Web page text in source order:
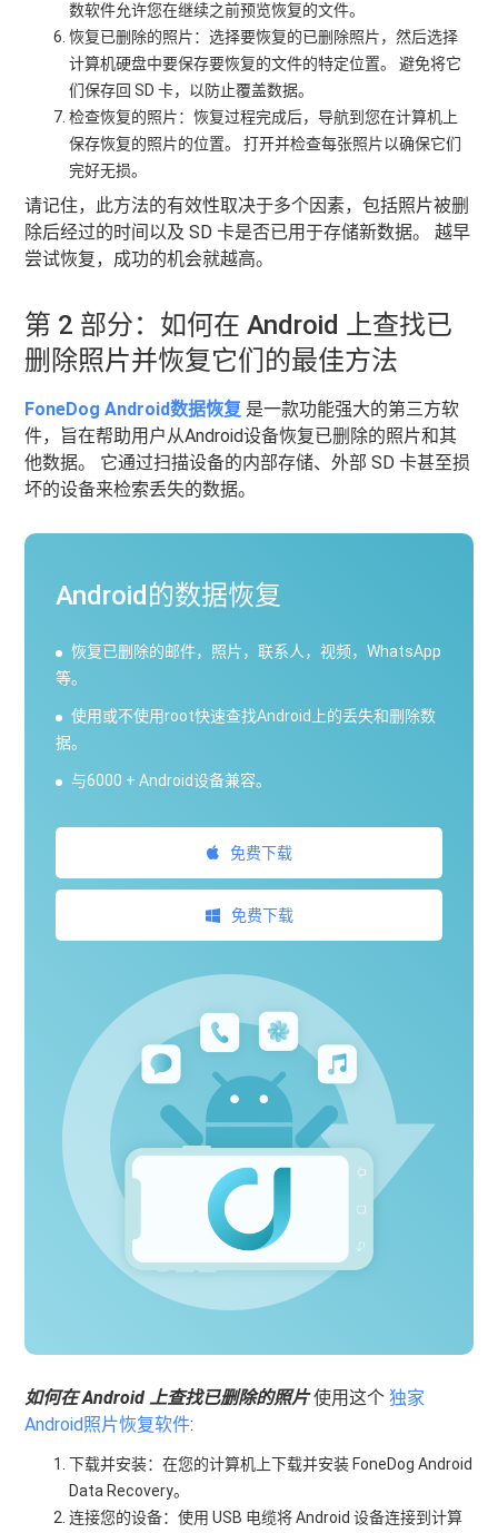
数软件允许您在继续之前预览恢复的文件。
恢复已删除的照片：选择要恢复的已删除照片，然后选择
计算机硬盘中要保存要恢复的文件的特定位置。 避免将它
们保存回 SD 卡，以防止覆盖数据。
检查恢复的照片：恢复过程完成后，导航到您在计算机上
保存恢复的照片的位置。 打开并检查每张照片以确保它们
完好无损。
请记住，此方法的有效性取决于多个因素，包括照片被删
除后经过的时间以及 SD 卡是否已用于存储新数据。 越早
尝试恢复，成功的机会就越高。
第 2 部分：如何在 Android 上查找已
删除照片并恢复它们的最佳方法
FoneDog Android数据恢复 是一款功能强大的第三方软
件，旨在帮助用户从Android设备恢复已删除的照片和其
他数据。 它通过扫描设备的内部存储、外部 SD 卡甚至损
坏的设备来检索丢失的数据。
Android的数据恢复
恢复已删除的邮件，照片，联系人，视频，WhatsApp
等。
使用或不使用root快速查找Android上的丢失和删除数
据。
与6000 + Android设备兼容。
免费下载
免费下载
如何在 Android 上查找已删除的照片使用这个独家
Android照片恢复软件:
下载并安装：在您的计算机上下载并安装 FoneDog Android
Data Recovery。
连接您的设备：使用 USB 电缆将 Android 设备连接到计算